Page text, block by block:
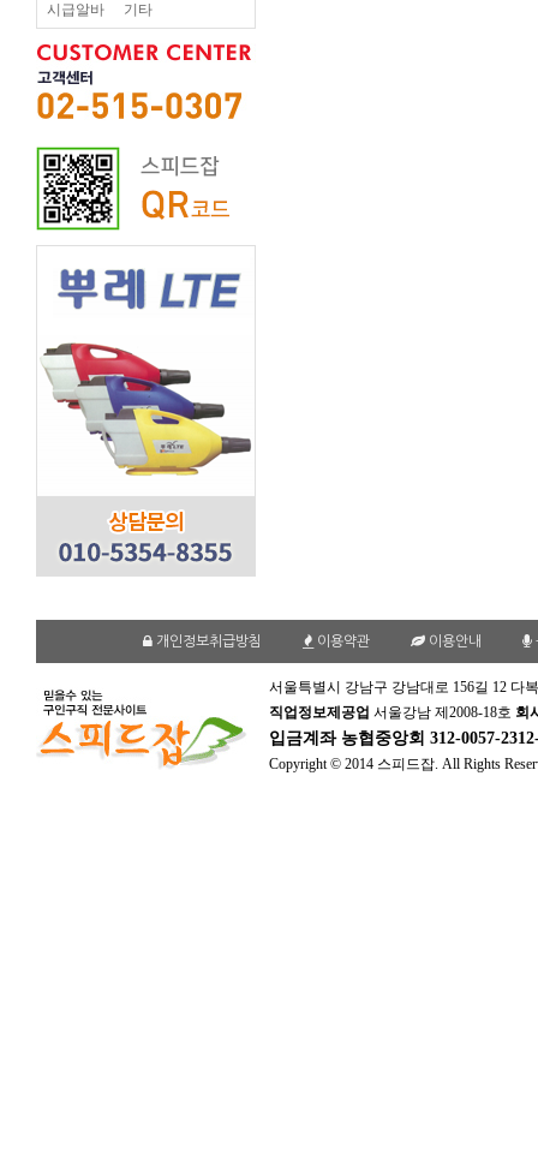
시급알바 기타
개인정보취급방침 이용약관 이용안내
서울특별시 강남구 강남대로 156길 12 다
직업정보제공업 서울강남 제2008-18호 회
입금계좌 농협중앙회 312-0057-
Copyright © 2014 스피드잡. All Rights